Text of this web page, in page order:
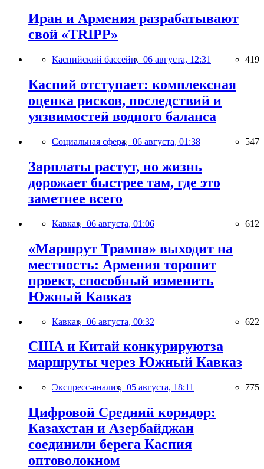
Иран и Армения разрабатывают
свой «TRIPP»
Каспийский бассейн, 06 августа, 12:31 419
Каспий отступает: комплексная
оценка рисков, последствий и
уязвимостей водного баланса
Социальная сфера, 06 августа, 01:38 547
Зарплаты растут, но жизнь
дорожает быстрее там, где это
заметнее всего
Кавказ, 06 августа, 01:06 612
«Маршрут Трампа» выходит на
местность: Армения торопит
проект, способный изменить
Южный Кавказ
Кавказ, 06 августа, 00:32 622
США и Китай конкурируютза
маршруты через Южный Кавказ
Экспресс-анализ, 05 августа, 18:11 775
Цифровой Средний коридор:
Казахстан и Азербайджан
соединили берега Каспия
оптоволокном